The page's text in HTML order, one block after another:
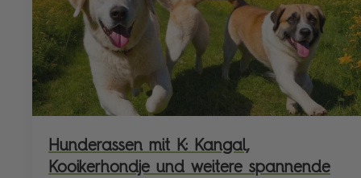
Hunderassen mit K: Kangal,
Kooikerhondje und weitere spannende